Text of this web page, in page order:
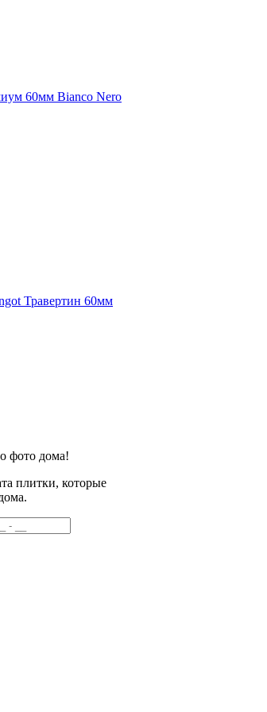
60мм Bianco Nero
Травертин 60мм
фото дома!
плитки, которые